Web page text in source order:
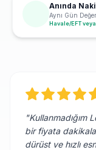
Anında
Aynı Gün
Havale/EFT
"Kullanmadığım
bir fiyata
dürüst ve hızlı